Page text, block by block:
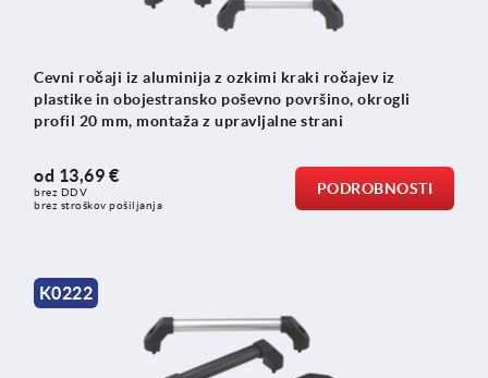
Cevni ročaji iz aluminija z ozkimi kraki ročajev iz
plastike in obojestransko poševno površino, okrogli
profil 20 mm, montaža z upravljalne strani
od 13,69 €
brez DDV
brez stroškov pošiljanja
PODROBNOSTI
K0222